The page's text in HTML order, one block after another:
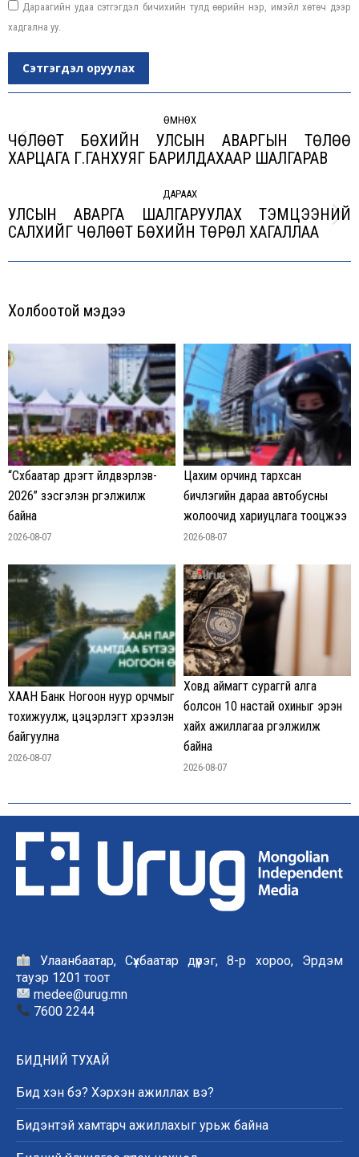
Дараагийн удаа сэтгэгдэл бичихийн тулд өөрийн нэр, имэйл хөтөч дээр
хадгална уу.
Сэтгэгдэл оруулах
ӨМНӨХ
Previous
post:
ЧӨЛӨӨТ БӨХИЙН УЛСЫН АВАРГЫН ТӨЛӨӨ
ХАРЦАГА Г.ГАНХУЯГ БАРИЛДАХААР ШАЛГАРАВ
ДАРААХ
Next
УЛСЫН АВАРГА ШАЛГАРУУЛАХ ТЭМЦЭЭНИЙ
САЛХИЙГ ЧӨЛӨӨТ БӨХИЙН ТӨРӨЛ ХАГАЛЛАА
Холбоотой мэдээ
“Сүхбаатар дүүрэгт үйлдвэрлэв-
2026” үзэсгэлэн үргэлжилж
байна
2026-08-07
Цахим орчинд тархсан
бичлэгийн дараа автобусны
жолоочид хариуцлага тооцжээ
2026-08-07
ХААН Банк Ногоон нуур орчмыг
тохижуулж, цэцэрлэгт хүрээлэн
байгуулна
2026-08-07
Ховд аймагт сураггүй алга
болсон 10 настай охиныг эрэн
хайх ажиллагаа үргэлжилж
байна
2026-08-07
Улаанбаатар, Сүхбаатар дүүрэг, 8-р хороо, Эрдэм
тауэр 1201 тоот
medee@urug.mn
7600 2244
БИДНИЙ ТУХАЙ
Бид хэн бэ? Хэрхэн ажиллах вэ?
Бидэнтэй хамтарч ажиллахыг урьж байна